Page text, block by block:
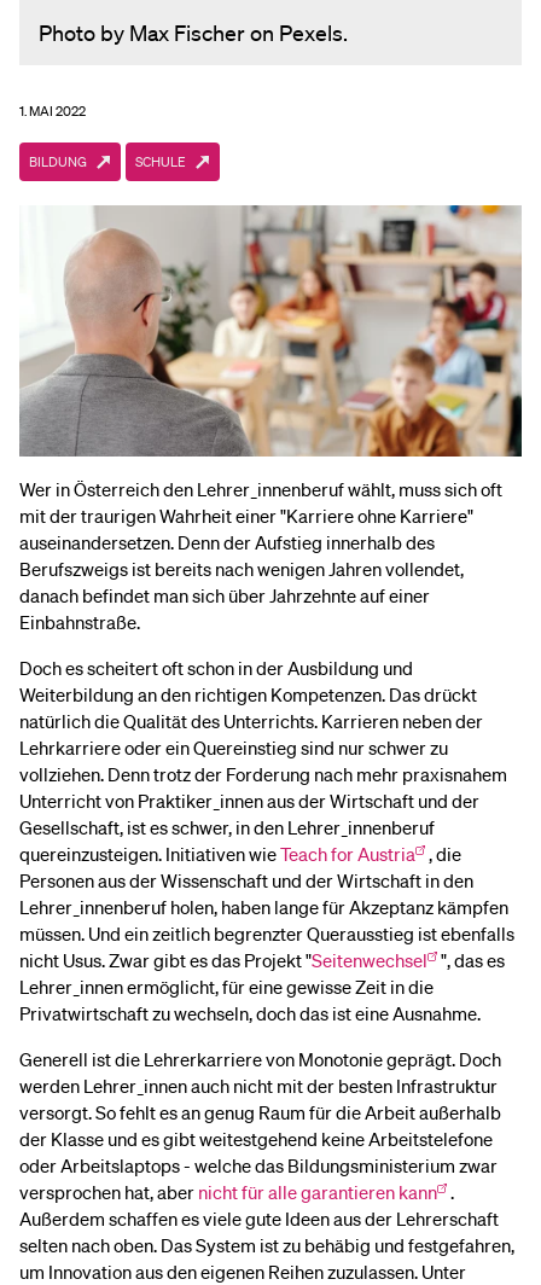
Photo by Max Fischer on Pexels.
1. MAI 2022
BILDUNG SCHULE
Wer in Österreich den Lehrer_innenberuf wählt, muss sich oft
mit der traurigen Wahrheit einer "Karriere ohne Karriere"
auseinandersetzen. Denn der Aufstieg innerhalb des
Berufszweigs ist bereits nach wenigen Jahren vollendet,
danach befindet man sich über Jahrzehnte auf einer
Einbahnstraße.
Doch es scheitert oft schon in der Ausbildung und
Weiterbildung an den richtigen Kompetenzen. Das drückt
natürlich die Qualität des Unterrichts. Karrieren neben der
Lehrkarriere oder ein Quereinstieg sind nur schwer zu
vollziehen. Denn trotz der Forderung nach mehr praxisnahem
Unterricht von Praktiker_innen aus der Wirtschaft und der
Gesellschaft, ist es schwer, in den Lehrer_innenberuf
quereinzusteigen. Initiativen wieTeach for Austria , die
Personen aus der Wissenschaft und der Wirtschaft in den
Lehrer_innenberuf holen, haben lange für Akzeptanz kämpfen
müssen. Und ein zeitlich begrenzter Querausstieg ist ebenfalls
nicht Usus. Zwar gibt es das Projekt "Seitenwechsel ", das es
Lehrer_innen ermöglicht, für eine gewisse Zeit in die
Privatwirtschaft zu wechseln, doch das ist eine Ausnahme.
Generell ist die Lehrerkarriere von Monotonie geprägt. Doch
werden Lehrer_innen auch nicht mit der besten Infrastruktur
versorgt. So fehlt es an genug Raum für die Arbeit außerhalb
der Klasse und es gibt weitestgehend keine Arbeitstelefone
oder Arbeitslaptops - welche das Bildungsministerium zwar
versprochen hat, aber nicht für alle garantieren kann .
Außerdem schaffen es viele gute Ideen aus der Lehrerschaft
selten nach oben. Das System ist zu behäbig und festgefahren,
um Innovation aus den eigenen Reihen zuzulassen. Unter